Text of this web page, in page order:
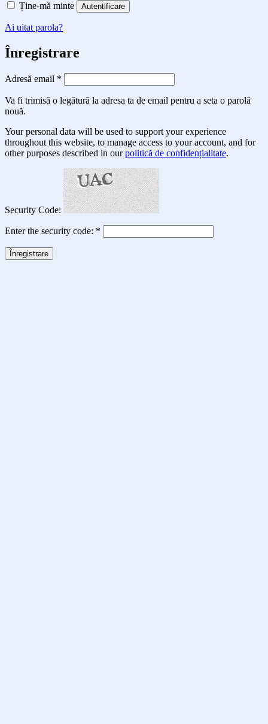
Ține-mă minte Autentificare
Ai uitat parola?
Înregistrare
Adresă email *
Va fi trimisă o legătură la adresa ta de email pentru a seta o parolă
nouă.
Your personal data will be used to support your experience
throughout this website, to manage access to your account, and for
other purposes described in ourpolitică de confidențialitate.
Security Code:
Enter the security code: *
Înregistrare